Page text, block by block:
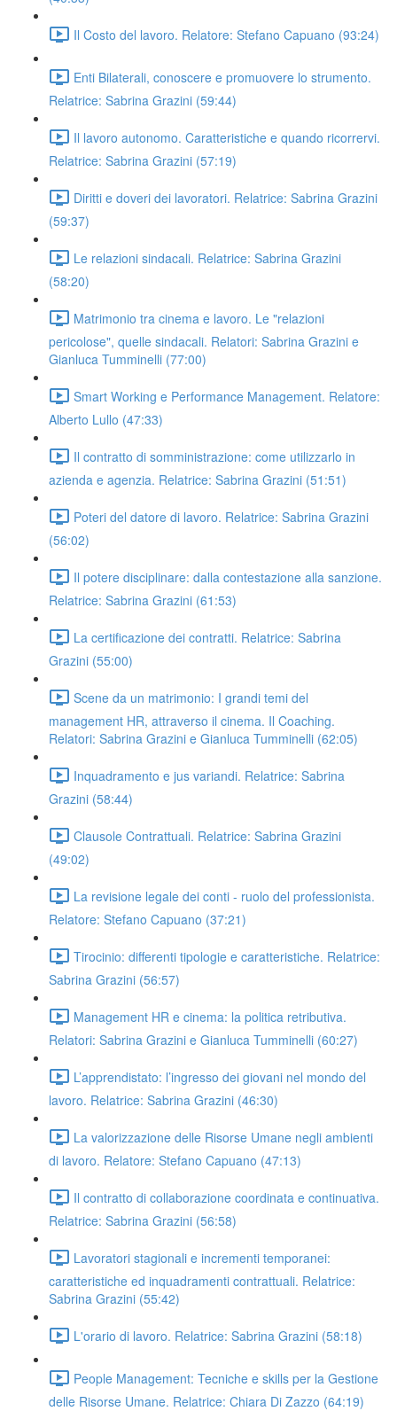
Il Costo del lavoro. Relatore: Stefano Capuano (93:24)
Enti Bilaterali, conoscere e promuovere lo strumento.
Relatrice: Sabrina Grazini (59:44)
Il lavoro autonomo. Caratteristiche e quando ricorrervi.
Relatrice: Sabrina Grazini (57:19)
Diritti e doveri dei lavoratori. Relatrice: Sabrina Grazini
(59:37)
Le relazioni sindacali. Relatrice: Sabrina Grazini
(58:20)
Matrimonio tra cinema e lavoro. Le "relazioni
pericolose", quelle sindacali. Relatori: Sabrina Grazini e
Gianluca Tumminelli (77:00)
Smart Working e Performance Management. Relatore:
Alberto Lullo (47:33)
Il contratto di somministrazione: come utilizzarlo in
azienda e agenzia. Relatrice: Sabrina Grazini (51:51)
Poteri del datore di lavoro. Relatrice: Sabrina Grazini
(56:02)
Il potere disciplinare: dalla contestazione alla sanzione.
Relatrice: Sabrina Grazini (61:53)
La certificazione dei contratti. Relatrice: Sabrina
Grazini (55:00)
Scene da un matrimonio: I grandi temi del
management HR, attraverso il cinema. Il Coaching.
Relatori: Sabrina Grazini e Gianluca Tumminelli (62:05)
Inquadramento e jus variandi. Relatrice: Sabrina
Grazini (58:44)
Clausole Contrattuali. Relatrice: Sabrina Grazini
(49:02)
La revisione legale dei conti - ruolo del professionista.
Relatore: Stefano Capuano (37:21)
Tirocinio: differenti tipologie e caratteristiche. Relatrice:
Sabrina Grazini (56:57)
Management HR e cinema: la politica retributiva.
Relatori: Sabrina Grazini e Gianluca Tumminelli (60:27)
L’apprendistato: l’ingresso dei giovani nel mondo del
lavoro. Relatrice: Sabrina Grazini (46:30)
La valorizzazione delle Risorse Umane negli ambienti
di lavoro. Relatore: Stefano Capuano (47:13)
Il contratto di collaborazione coordinata e continuativa.
Relatrice: Sabrina Grazini (56:58)
Lavoratori stagionali e incrementi temporanei:
caratteristiche ed inquadramenti contrattuali. Relatrice:
Sabrina Grazini (55:42)
L'orario di lavoro. Relatrice: Sabrina Grazini (58:18)
People Management: Tecniche e skills per la Gestione
delle Risorse Umane. Relatrice: Chiara Di Zazzo (64:19)